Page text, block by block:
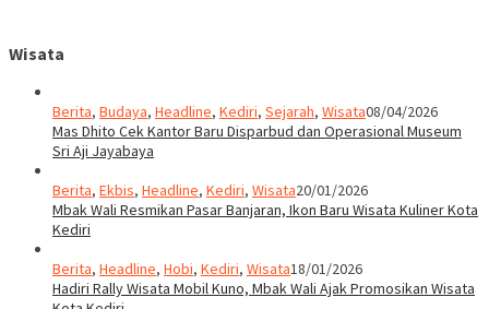
Wisata
Berita, Budaya, Headline, Kediri, Sejarah, Wisata08/04/2026
Mas Dhito Cek Kantor Baru Disparbud dan Operasional Museum
Sri Aji Jayabaya
Berita, Ekbis, Headline, Kediri, Wisata20/01/2026
Mbak Wali Resmikan Pasar Banjaran, Ikon Baru Wisata Kuliner Kota
Kediri
Berita, Headline, Hobi, Kediri, Wisata18/01/2026
Hadiri Rally Wisata Mobil Kuno, Mbak Wali Ajak Promosikan Wisata